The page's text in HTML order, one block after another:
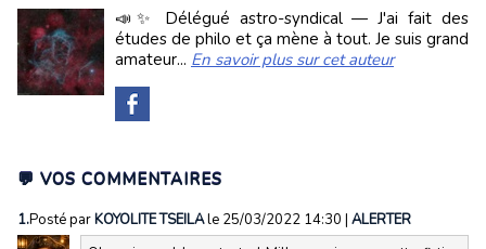
📣✨ Délégué astro-syndical — J'ai fait des
études de philo et ça mène à tout. Je suis grand
amateur... En savoir plus sur cet auteur
💬 VOS COMMENTAIRES
1.Posté parKOYOLITE TSEILAle 25/03/2022 14:30 | ALERTER